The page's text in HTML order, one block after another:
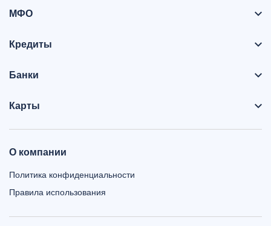
МФО
Кредиты
Банки
Карты
О компании
Политика конфиденциальности
Правила использования